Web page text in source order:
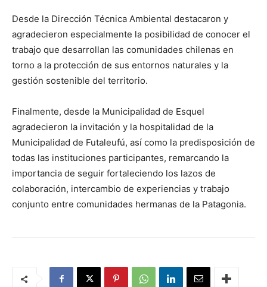
Desde la Dirección Técnica Ambiental destacaron y
agradecieron especialmente la posibilidad de conocer el
trabajo que desarrollan las comunidades chilenas en
torno a la protección de sus entornos naturales y la
gestión sostenible del territorio.
Finalmente, desde la Municipalidad de Esquel
agradecieron la invitación y la hospitalidad de la
Municipalidad de Futaleufú, así como la predisposición de
todas las instituciones participantes, remarcando la
importancia de seguir fortaleciendo los lazos de
colaboración, intercambio de experiencias y trabajo
conjunto entre comunidades hermanas de la Patagonia.